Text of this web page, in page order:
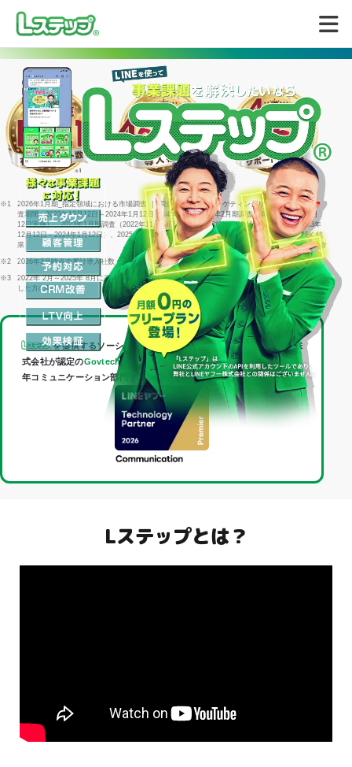
を提供するソーシャルデータバンク株式会社は、
LINEヤフー株
式会社が認定のGovtech Partnerであり、Technology Partner（2026
年コミュニケーション部門・最上位「Premier」）に認定されました。
※1
2026年1月期_指定領域における市場調査 ｜ 調査機関：日本マーケティングリサーチ機構 ｜ 調
査期間：2023年12月12日～2024年1月12日 ｜ 4年連続＝2022年2月期調査（同年1月25日～2月
12日実施）、2023年1月期調査（2022年11月29日～1月16日実施）、2024年1月期調査（2023年
12月12日～2024年1月12日）、2025年1月期調査（2024年12月23日～2025年1月15日）に続く結
果
※2 2026年3月時点の累計導入社数
※3
2022年 2月～2025年 8月に回答した個別相談サポートアンケート1316件のうち「満足」と回答
した方の割合
Lステップとは？